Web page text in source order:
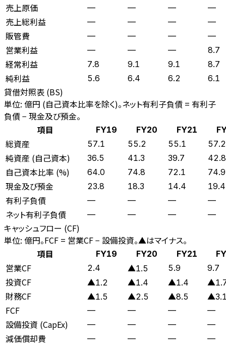
売上原価 — — — —
売上総利益 — — — —
販管費 — — — —
営業利益 — — — 8.7
経常利益 7.8 9.1 9.1 8.7
純利益 5.6 6.4 6.2 6.1
貸借対照表 (BS)
単位: 億円 (自己資本比率を除く)。ネット有利子負債 = 有利子
負債 − 現金及び預金。
項目
FY19 FY20 FY21
総資産 57.1 55.2 55.1 57.2
純資産 (自己資本) 36.5 41.3 39.7 42.8
自己資本比率 (%) 64.0 74.8 72.1 74.9
現金及び預金 23.8 18.3 14.4 19.4
有利子負債 — — — —
ネット有利子負債 — — — —
キャッシュフロー (CF)
単位: 億円。FCF = 営業CF − 設備投資。▲はマイナス。
項目
FY19 FY20 FY21
営業CF 2.4 ▲1.5 5.9 9.7
投資CF ▲1.2 ▲1.4 ▲1.4
財務CF ▲1.5 ▲2.5 ▲8.5
FCF — — — —
設備投資 (CapEx) — — — —
減価償却費 — — — —